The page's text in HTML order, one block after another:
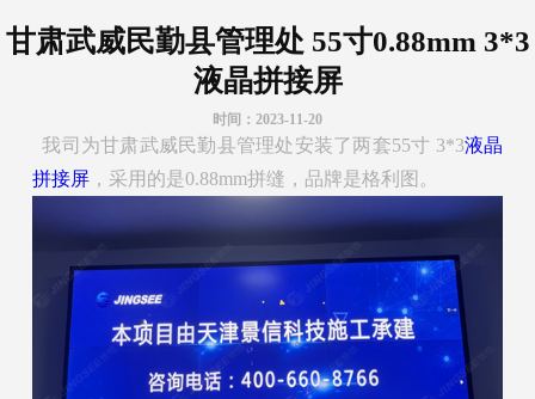
甘肃武威民勤县管理处 55寸0.88mm 3*3
液晶拼接屏
时间：2023-11-20
我司为甘肃武威民勤县管理处安装了两套55寸 3*3液晶
拼接屏，采用的是0.88mm拼缝，品牌是格利图。